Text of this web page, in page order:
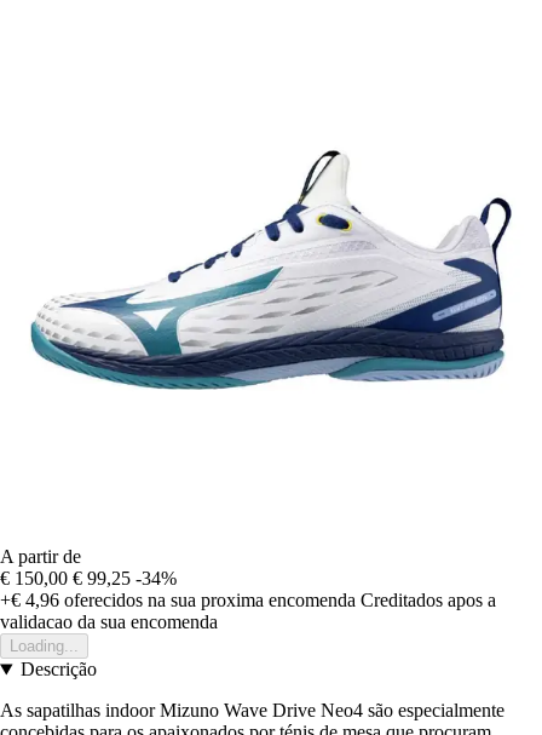
A partir de
€ 150,00 € 99,25 -34%
+€ 4,96 oferecidos na sua proxima encomenda Creditados apos a
validacao da sua encomenda
Loading...
Descrição
As sapatilhas indoor Mizuno Wave Drive Neo4 são especialmente